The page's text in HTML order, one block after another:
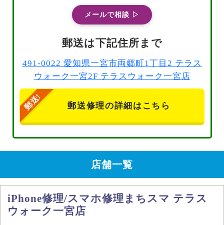
メールで相談 ▷
郵送は下記住所まで
491-0022 愛知県一宮市両郷町1丁目2 テラス
ウォーク一宮2F テラスウォーク一宮店
郵送修理の詳細はこちら
店舗一覧
iPhone修理/スマホ修理まちスマ テラス
ウォーク一宮店